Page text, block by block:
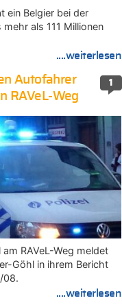
ein Belgier bei der
als 111 Millionen
....weiterlesen
1
Autofahrer
RAVeL-Weg
RAVeL-Weg meldet
Göhl in ihrem Bericht
08.
....weiterlesen